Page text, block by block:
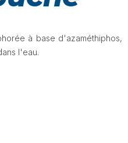
à base d'azaméthiphos,
l'eau.